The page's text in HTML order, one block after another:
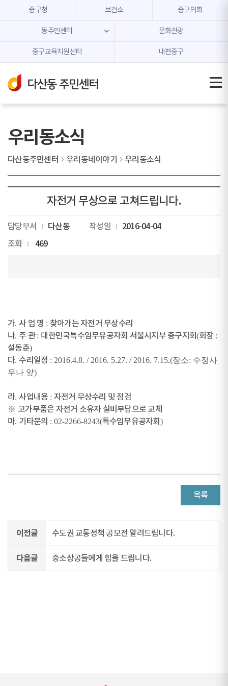
본문 내용 바로가기
주메뉴 바로가기
중구청 보건소 중구의회
동주민센터 문화관광
중구교육지원센터 내편중구
우리동소식
다산동주민센터 우리동네이야기 우리동소식
자전거 무상으로 고쳐드립니다.
담당부서 다산동 작성일
2016-04-04
조회
469
가.사 업 명 : 찾아가는 자전거 무상수리
나. 주 관: 대한민국특수임무유공자회 서울시지부 중구지회(회장 :
설동춘)
다. 수리일정 : 2016.4.8. / 2016. 5.27. / 2016. 7.15.(장소: 수정사
우나 앞)
라.사업내용 : 자전거 무상수리 및 점검
※ 고가부품은 자전거 소유자 실비부담으로 교체
마. 기타문의 : 02-2266-8243(특수임무유공자회 )
목록
이전글 수도권 교통정책 공모전 알려드립니다.
다음글 중소상공들에게 힘을 드립니다.